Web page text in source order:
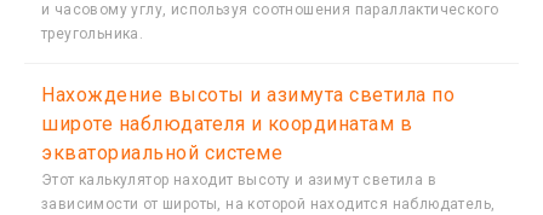
и часовому углу, используя соотношения параллактического
треугольника.
Нахождение высоты и азимута светила по
широте наблюдателя и координатам в
экваториальной системе
Этот калькулятор находит высоту и азимут светила в
зависимости от широты, на которой находится наблюдатель,